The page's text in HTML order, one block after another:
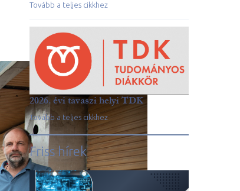
Tovább a teljes cikkhez
2026. évi tavaszi helyi TDK
Tovább a teljes cikkhez
Friss hírek